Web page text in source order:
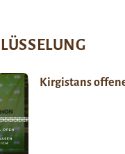
Kirgistans